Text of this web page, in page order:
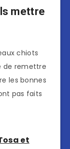
mettre
chiots
de remettre
les bonnes
pas faits
et